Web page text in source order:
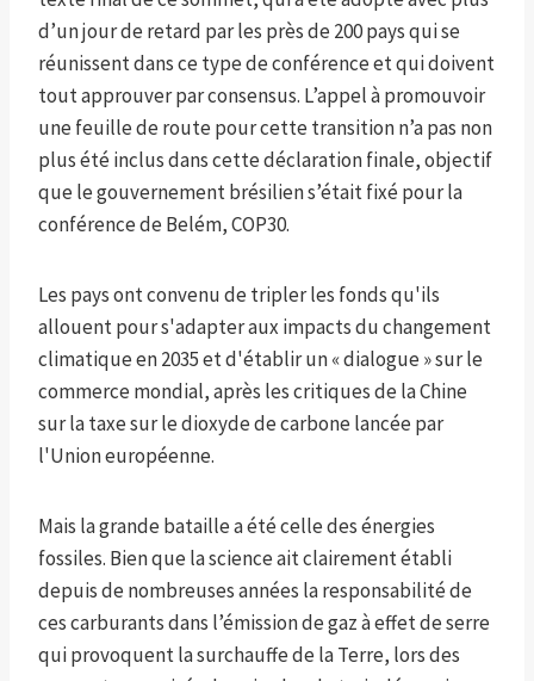
d’un jour de retard par les près de 200 pays qui se
réunissent dans ce type de conférence et qui doivent
tout approuver par consensus. L’appel à promouvoir
une feuille de route pour cette transition n’a pas non
plus été inclus dans cette déclaration finale, objectif
que le gouvernement brésilien s’était fixé pour la
conférence de Belém, COP30.
Les pays ont convenu de tripler les fonds qu'ils
allouent pour s'adapter aux impacts du changement
climatique en 2035 et d'établir un « dialogue » sur le
commerce mondial, après les critiques de la Chine
sur la taxe sur le dioxyde de carbone lancée par
l'Union européenne.
Mais la grande bataille a été celle des énergies
fossiles. Bien que la science ait clairement établi
depuis de nombreuses années la responsabilité de
ces carburants dans l’émission de gaz à effet de serre
qui provoquent la surchauffe de la Terre, lors des